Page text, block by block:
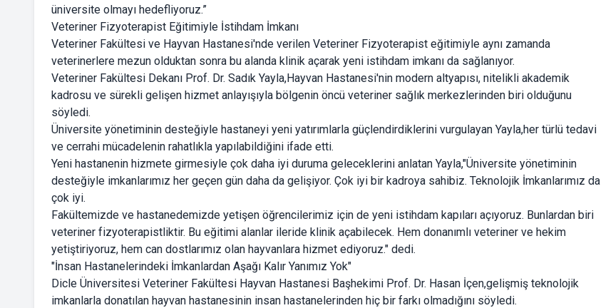
üniversite olmayı hedefliyoruz.”
Veteriner Fizyoterapist Eğitimiyle İstihdam İmkanı
Veteriner Fakültesi ve Hayvan Hastanesi'nde verilen Veteriner Fizyoterapist eğitimiyle aynı zamanda
veterinerlere mezun olduktan sonra bu alanda klinik açarak yeni istihdam imkanı da sağlanıyor.
Veteriner Fakültesi Dekanı Prof. Dr. Sadık Yayla,Hayvan Hastanesi'nin modern altyapısı, nitelikli akademik
kadrosu ve sürekli gelişen hizmet anlayışıyla bölgenin öncü veteriner sağlık merkezlerinden biri olduğunu
söyledi.
Üniversite yönetiminin desteğiyle hastaneyi yeni yatırımlarla güçlendirdiklerini vurgulayan Yayla,her türlü tedavi
ve cerrahi mücadelenin rahatlıkla yapılabildiğini ifade etti.
Yeni hastanenin hizmete girmesiyle çok daha iyi duruma geleceklerini anlatan Yayla,"Üniversite yönetiminin
desteğiyle imkanlarımız her geçen gün daha da gelişiyor. Çok iyi bir kadroya sahibiz. Teknolojik İmkanlarımız da
çok iyi.
Fakültemizde ve hastanedemizde yetişen öğrencilerimiz için de yeni istihdam kapıları açıyoruz. Bunlardan biri
veteriner fizyoterapistliktir. Bu eğitimi alanlar ileride klinik açabilecek. Hem donanımlı veteriner ve hekim
yetiştiriyoruz, hem can dostlarımız olan hayvanlara hizmet ediyoruz." dedi.
"İnsan Hastanelerindeki İmkanlardan Aşağı Kalır Yanımız Yok"
Dicle Üniversitesi Veteriner Fakültesi Hayvan Hastanesi Başhekimi Prof. Dr. Hasan İçen,gelişmiş teknolojik
imkanlarla donatılan hayvan hastanesinin insan hastanelerinden hiç bir farkı olmadığını söyledi.